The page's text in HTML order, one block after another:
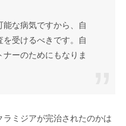
な病気ですから、自
受けるべきです。自
ーのためにもなりま
ミジアが完治されたのかは